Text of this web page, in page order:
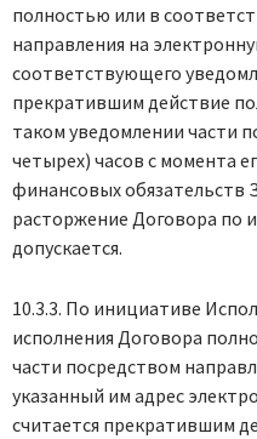
полностью или в
направления на
соответствующего
прекратившим действие
таком уведомлении части
четырех) часов с момента
финансовых обязательств
расторжение Договора по
допускается.
10.3.3. По инициативе
исполнения Договора
части посредством
указанный им адрес
считается прекратившим